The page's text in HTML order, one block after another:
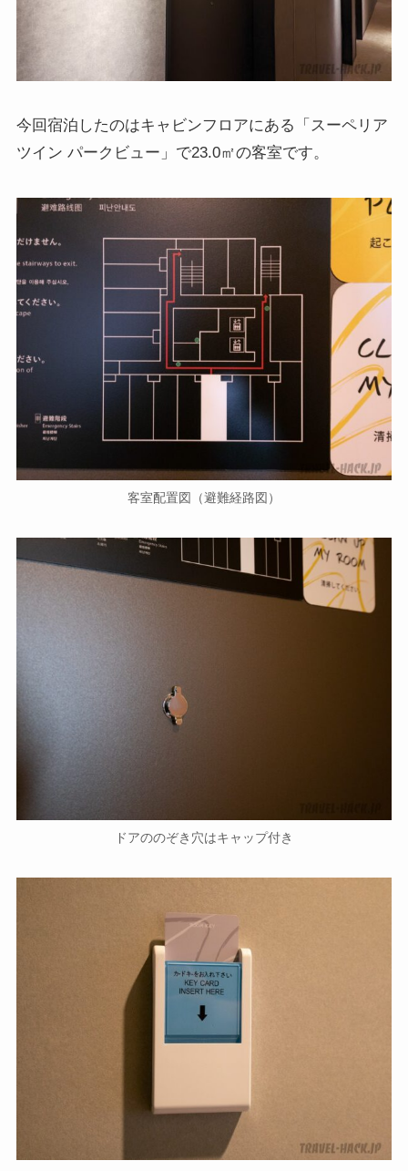
今回宿泊したのはキャビンフロアにある「スーペリア
ツイン パークビュー」で23.0㎡の客室です。
客室配置図（避難経路図）
ドアののぞき穴はキャップ付き